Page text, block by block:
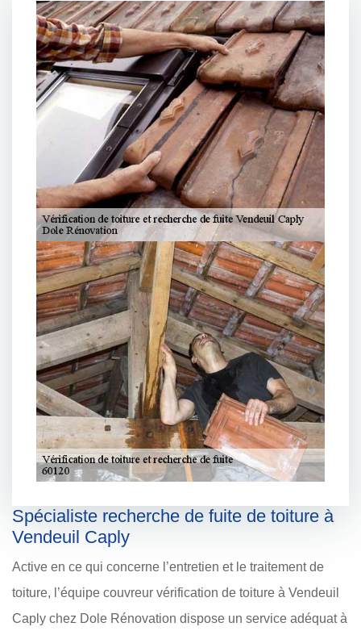
Spécialiste recherche de fuite de toiture à
Vendeuil Caply
Active en ce qui concerne l’entretien et le traitement de
toiture, l’équipe couvreur vérification de toiture à Vendeuil
Caply chez Dole Rénovation dispose un service adéquat à